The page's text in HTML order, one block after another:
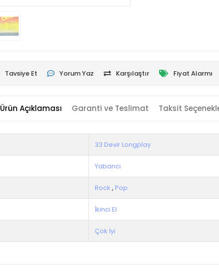
Tavsiye Et Yorum Yaz Karşılaştır Fiyat Alarmı
Ürün Açıklaması Garanti ve Teslimat Taksit
33 Devir Longplay
Yabancı
Rock , Pop
İkinci El
Çok İyi